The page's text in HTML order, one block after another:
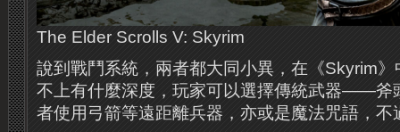
The Elder Scrolls V: Skyrim
說到戰鬥系統，兩者都大同小異，在《Skyrim
不上有什麼深度，玩家可以選擇傳統武器——斧
者使用弓箭等遠距離兵器，亦或是魔法咒語，不